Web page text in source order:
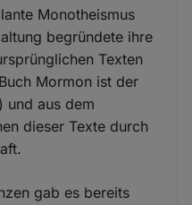
Monotheismus
begründete ihre
Texten
Mormon ist der
und aus dem
dieser Texte durch
gab es bereits